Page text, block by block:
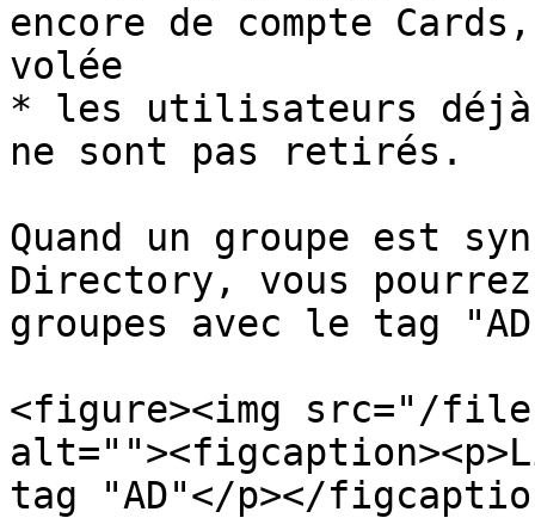
encore de compte
volée
* les utilisateurs déjà
ne sont pas retirés.
Quand un groupe est
Directory, vous
groupes avec le tag
<figure><img src="/
tag "AD"</p></